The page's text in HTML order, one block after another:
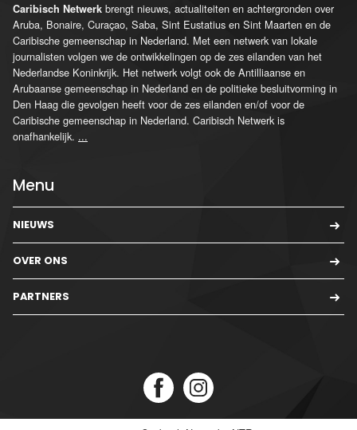
Caribisch Netwerk brengt nieuws, actualiteiten en achtergronden over
Aruba, Bonaire, Curaçao, Saba, Sint Eustatius en Sint Maarten en de
Caribische gemeenschap in Nederland. Met een netwerk van lokale
journalisten volgen we de ontwikkelingen op de zes eilanden van het
Nederlandse Koninkrijk. Het netwerk volgt ook de Antilliaanse en
Arubaanse gemeenschap in Nederland en de politieke besluitvorming in
Den Haag die gevolgen heeft voor de zes eilanden en/of voor de
Caribische gemeenschap in Nederland. Caribisch Netwerk is
onafhankelijk. ...
Menu
NIEUWS
OVER ONS
PARTNERS